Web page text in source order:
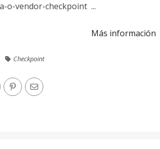
o-vendor-checkpoint ...
Más información
Checkpoint